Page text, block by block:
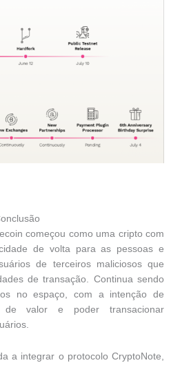
começou como uma cripto com
de volta para as pessoas e
de terceiros maliciosos que
de transação. Continua sendo
no espaço, com a intenção de
de valor e poder transacionar
a integrar o protocolo CryptoNote,